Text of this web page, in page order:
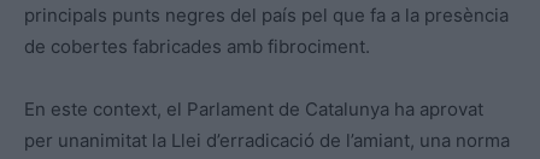
principals punts negres del país pel que fa a la presència
de cobertes fabricades amb fibrociment.
En este context, el Parlament de Catalunya ha aprovat
per unanimitat la Llei d’erradicació de l’amiant, una norma